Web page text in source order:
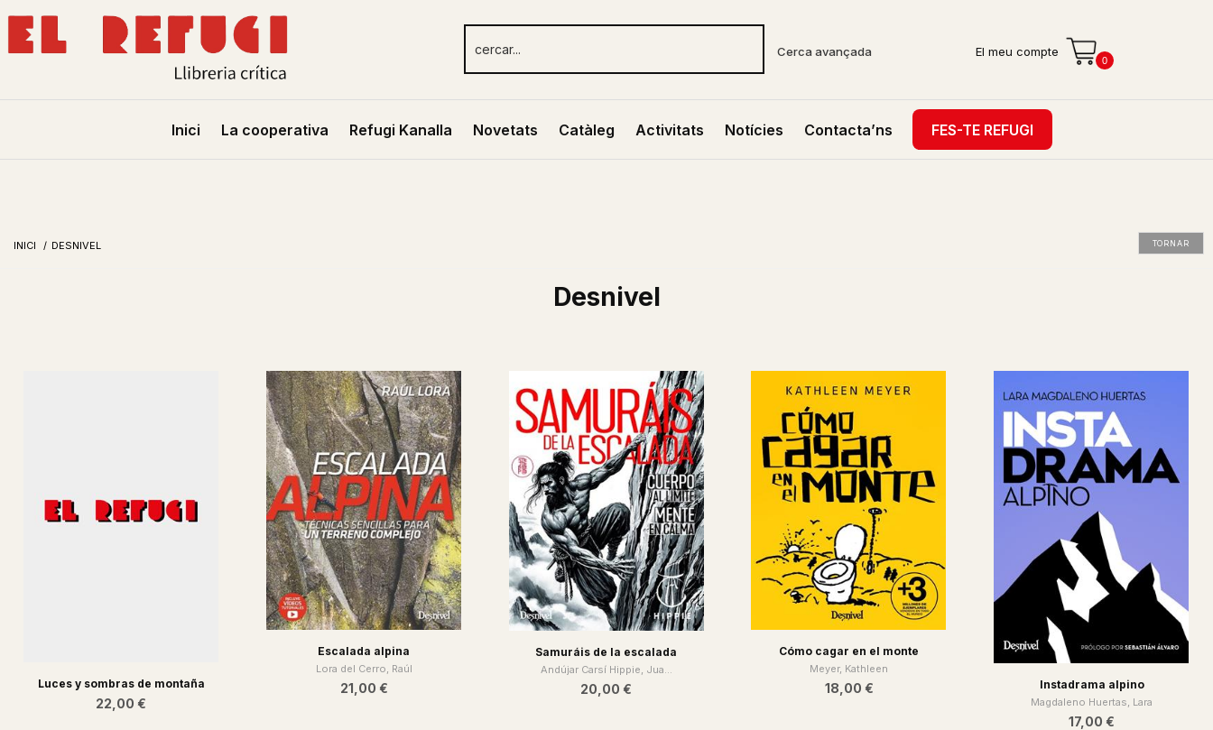
El meu compte
0
Inici La cooperativa Refugi Kanalla Novetats Catàleg Activitats Notícies Contacta’ns FES-TE REFUGI
Cerca avançada
INICI / DESNIVEL TORNAR
Desnivel
Luces y sombras de montaña
22,00 €
Escalada alpina
Lora del Cerro, Raúl
21,00 €
Samuráis de la escalada
Andújar Carsí Hippie, Jua...
20,00 €
Cómo cagar en el monte
Meyer, Kathleen
18,00 € Instadrama alpino
Magdaleno Huertas, Lara
17,00 €